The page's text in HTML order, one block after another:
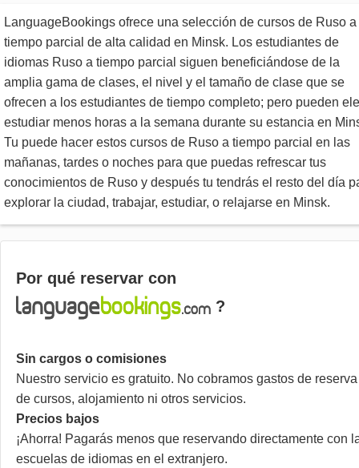
LanguageBookings ofrece una selección de cursos de Ruso a
tiempo parcial de alta calidad en Minsk. Los estudiantes de
idiomas Ruso a tiempo parcial siguen beneficiándose de la
amplia gama de clases, el nivel y el tamaño de clase que se
ofrecen a los estudiantes de tiempo completo; pero pueden
estudiar menos horas a la semana durante su estancia en
Tu puede hacer estos cursos de Ruso a tiempo parcial en las
mañanas, tardes o noches para que puedas refrescar tus
conocimientos de Ruso y después tu tendrás el resto del día
explorar la ciudad, trabajar, estudiar, o relajarse en Minsk.
Por qué reservar con
?
Sin cargos o comisiones
Nuestro servicio es gratuito. No cobramos gastos de reserva
de cursos, alojamiento ni otros servicios.
Precios bajos
¡Ahorra! Pagarás menos que reservando directamente con
escuelas de idiomas en el extranjero.